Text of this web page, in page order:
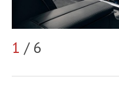
1 / 6